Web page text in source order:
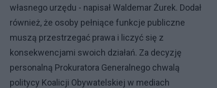
własnego urzędu - napisał Waldemar Żurek. Dodał
również, że osoby pełniące funkcje publiczne
muszą przestrzegać prawa i liczyć się z
konsekwencjami swoich działań. Za decyzję
personalną Prokuratora Generalnego chwalą
politycy Koalicji Obywatelskiej w mediach